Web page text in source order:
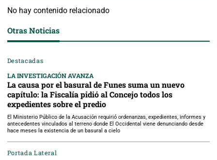
No hay contenido relacionado
Otras Noticias
Destacadas
LA INVESTIGACIÓN AVANZA
La causa por el basural de Funes suma un nuevo
capítulo: la Fiscalía pidió al Concejo todos los
expedientes sobre el predio
El Ministerio Público de la Acusación requirió ordenanzas, expedientes, informes y
antecedentes vinculados al terreno donde El Occidental viene denunciando desde
hace meses la existencia de un basural a cielo
Portada Lateral